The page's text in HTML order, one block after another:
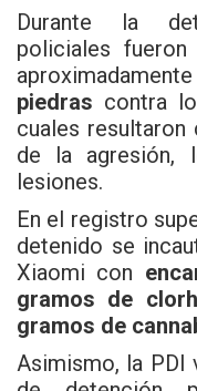
Durante la
policiales
piedras contra
cuales resultaron
de la agresión,
lesiones.
En el registro
detenido se
Xiaomi con
gramos de
gramos de
Asimismo, la